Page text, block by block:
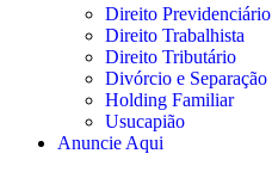
Direito Previdenciário
Direito Trabalhista
Direito Tributário
Divórcio e Separação
Holding Familiar
Usucapião
Anuncie Aqui